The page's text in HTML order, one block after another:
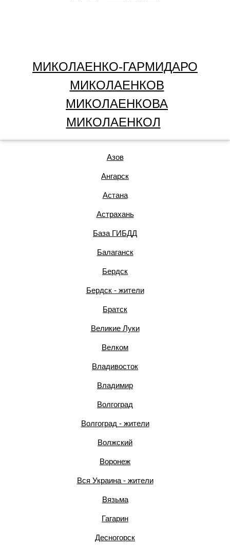
МИКОЛАЕНКО-ГАРМИДАРО
МИКОЛАЕНКОВ
МИКОЛАЕНКОВА
МИКОЛАЕНКОЛ
Азов
Ангарск
Астана
Астрахань
База ГИБДД
Балаганск
Бердск
Бердск - жители
Братск
Великие Луки
Велком
Владивосток
Владимир
Волгоград
Волгоград - жители
Волжский
Воронеж
Вся Украина - жители
Вязьма
Гагарин
Десногорск